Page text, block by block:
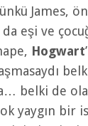
James,
eşi ve
Hogwart
belki de
yaygın bir